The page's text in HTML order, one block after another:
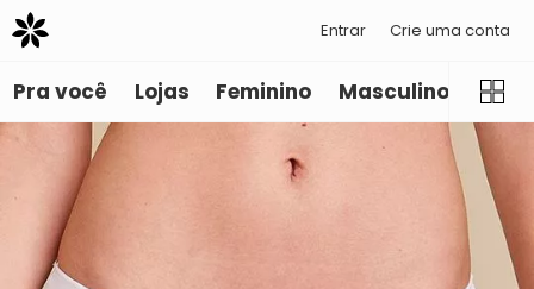
Entrar Crie uma conta
Pra você Lojas Feminino Masculino